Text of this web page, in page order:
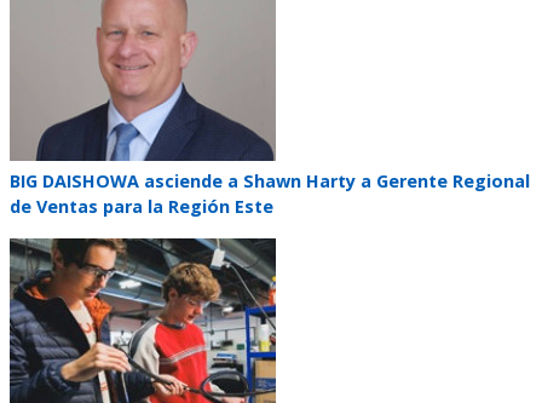
Teaser
title
BIG DAISHOWA asciende a Shawn Harty a Gerente Regional
de Ventas para la Región Este
Teaser
image